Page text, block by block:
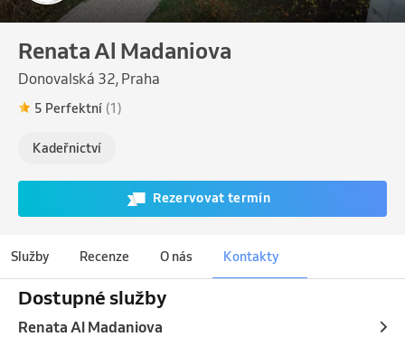
Renata Al Madaniova
Donovalská 32, Praha
5 Perfektní (1)
Kadeřnictví
Rezervovat termín
Služby Recenze O nás Kontakty
Dostupné služby
Renata Al Madaniova